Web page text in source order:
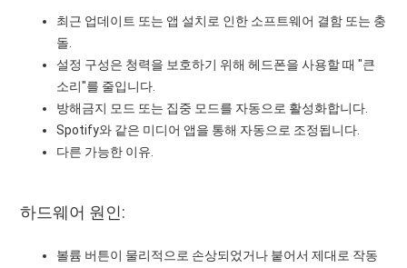
최근 업데이트 또는 앱 설치로 인한 소프트웨어 결함 또는 충
돌.
설정 구성은 청력을 보호하기 위해 헤드폰을 사용할 때 "큰
소리"를 줄입니다.
방해금지 모드 또는 집중 모드를 자동으로 활성화합니다.
Spotify와 같은 미디어 앱을 통해 자동으로 조정됩니다.
다른 가능한 이유.
하드웨어 원인:
볼륨 버튼이 물리적으로 손상되었거나 붙어서 제대로 작동